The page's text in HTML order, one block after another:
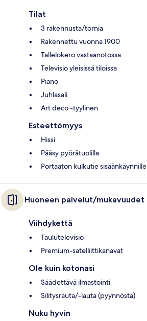
Tilat
3 rakennusta/tornia
Rakennettu vuonna 1900
Tallelokero vastaanotossa
Televisio yleisissä tiloissa
Piano
Juhlasali
Art deco -tyylinen
Esteettömyys
Hissi
Pääsy pyörätuolilla
Portaaton kulkutie sisäänkäynnille
Huoneen palvelut/mukavuudet
Viihdykettä
Taulutelevisio
Premium-satelliittikanavat
Ole kuin kotonasi
Säädettävä ilmastointi
Silitysrauta/-lauta (pyynnöstä)
Nuku hyvin